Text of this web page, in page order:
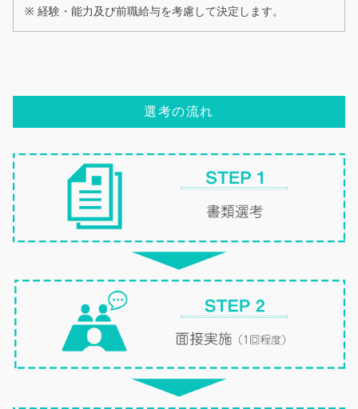
※ 経験・能力及び前職給与を考慮して決定します。
選考の流れ